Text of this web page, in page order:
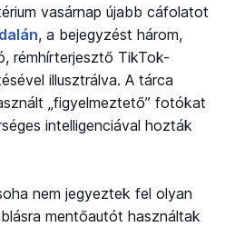
vasárnap újabb cáfolatot
, a bejegyzést három,
rémhírterjesztő TikTok-
illusztrálva. A tárca
„figyelmeztető” fotókat
intelligenciával hozták
nem jegyeztek fel olyan
mentőautót használtak